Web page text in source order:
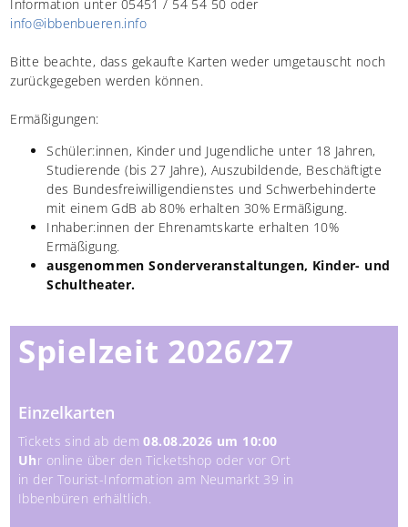
Information unter 05451 / 54 54 50 oder
info@ibbenbueren.info
Bitte beachte, dass gekaufte Karten weder umgetauscht noch
zurückgegeben werden können.
Ermäßigungen:
Schüler:innen, Kinder und Jugendliche unter 18 Jahren,
Studierende (bis 27 Jahre), Auszubildende, Beschäftigte
des Bundesfreiwilligendienstes und Schwerbehinderte
mit einem GdB ab 80% erhalten 30% Ermäßigung.
Inhaber:innen der Ehrenamtskarte erhalten 10%
Ermäßigung.
ausgenommen Sonderveranstaltungen, Kinder- und
Schultheater.
Spielzeit 2026/27
Einzelkarten
Tickets sind ab dem08.08.2026 um 10:00
Uhr online über den Ticketshop oder vor Ort
in der Tourist-Information am Neumarkt 39 in
Ibbenbüren erhältlich.